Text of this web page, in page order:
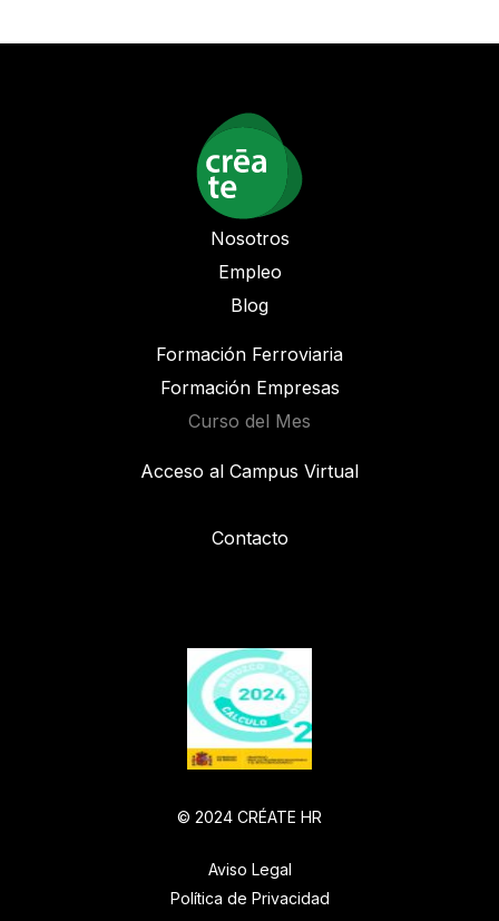
Nosotros
Empleo
Blog
Formación Ferroviaria
Formación Empresas
Curso del Mes
Acceso al Campus Virtual
Contacto
© 2024 CRÉATE HR
Aviso Legal
Política de Privacidad